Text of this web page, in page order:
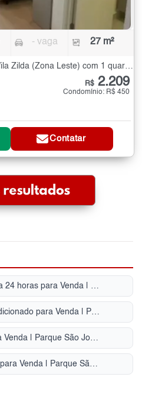
- vaga 27 m²
R$ 2.209
Condomínio: R$ 450
Contatar
Apartamento com portaria 24 horas para Venda | Parque São Jorge
Apartamento com ar condicionado para Venda | Parque São Jorge
Sobrado com quintal para Venda | Parque São Jorge
Casa Térrea com quintal para Venda | Parque São Jorge